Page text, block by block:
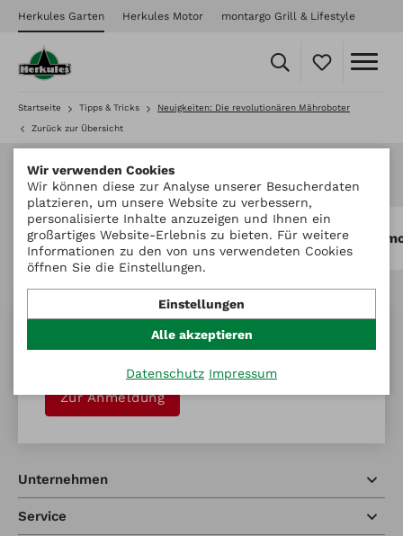
Herkules Garten Herkules Motor montargo Grill & Lifestyle
Startseite Tipps & Tricks Neuigkeiten: Die revolutionären Mähroboter
Zurück zur Übersicht
Mehr entdecken
Herkules Motor
Newsletter abonnieren
Zur Anmeldung
Unternehmen
Service
Wir verwenden Cookies
Wir können diese zur Analyse unserer Besucherdaten
platzieren, um unsere Website zu verbessern,
personalisierte Inhalte anzuzeigen und Ihnen ein
großartiges Website-Erlebnis zu bieten. Für weitere
Informationen zu den von uns verwendeten Cookies
öffnen Sie die Einstellungen.
Einstellungen
Alle akzeptieren
Datenschutz Impressum